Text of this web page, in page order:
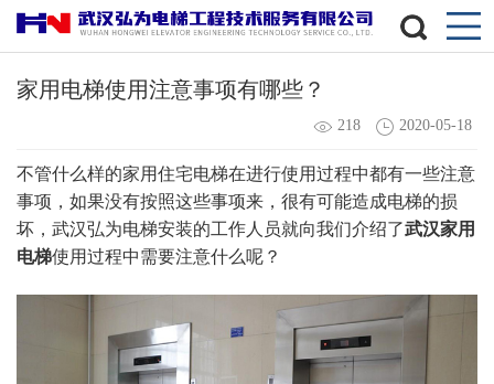
家用电梯使用注意事项有哪些？
218 2020-05-18
不管什么样的家用住宅电梯在进行使用过程中都有一些注意
事项，如果没有按照这些事项来，很有可能造成电梯的损
坏，武汉弘为电梯安装的工作人员就向我们介绍了武汉家用
电梯使用过程中需要注意什么呢？